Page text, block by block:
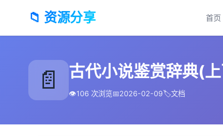
📁 资源分享 首页
📄 古代小说鉴赏辞典(
👁️106 次浏览📅2026-02-09🏷️文档